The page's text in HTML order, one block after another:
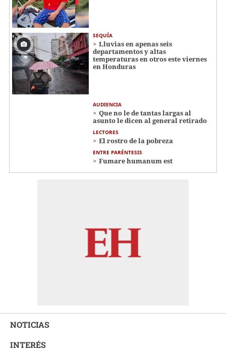
SEQUÍA
Lluvias en apenas seis
departamentos y altas
temperaturas en otros este viernes
en Honduras
AUDIENCIA
Que no le de tantas largas al
asunto le dicen al general retirado
LECTORES
El rostro de la pobreza
ENTRE PARÉNTESIS
Fumare humanum est
NOTICIAS
INTERÉS